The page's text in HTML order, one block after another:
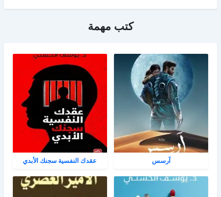
كتب مهمة
آرسس عقدك النفسية سجنك الأبدي